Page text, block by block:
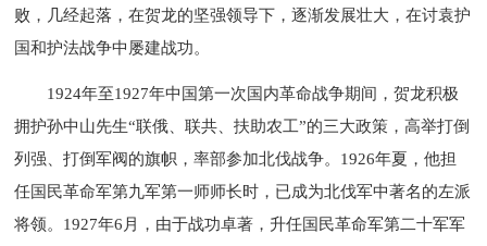
败，几经起落，在贺龙的坚强领导下，逐渐发展壮大，在讨袁护
国和护法战争中屡建战功。
1924年至1927年中国第一次国内革命战争期间，贺龙积极
拥护孙中山先生“联俄、联共、扶助农工”的三大政策，高举打倒
列强、打倒军阀的旗帜，率部参加北伐战争。1926年夏，他担
任国民革命军第九军第一师师长时，已成为北伐军中著名的左派
将领。1927年6月，由于战功卓著，升任国民革命军第二十军军